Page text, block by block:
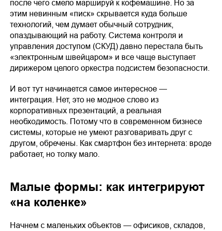
после чего смело маршируй к кофемашине. Но за
этим невинным «писк» скрывается куда больше
технологий, чем думает обычный сотрудник,
опаздывающий на работу. Система контроля и
управления доступом (СКУД) давно перестала быть
«электронным швейцаром» и все чаще выступает
дирижером целого оркестра подсистем безопасности.
И вот тут начинается самое интересное —
интеграция. Нет, это не модное слово из
корпоративных презентаций, а реальная
необходимость. Потому что в современном бизнесе
системы, которые не умеют разговаривать друг с
другом, обречены. Как смартфон без интернета: вроде
работает, но толку мало.
Малые формы: как интегрируют
«на коленке»
Начнем с маленьких объектов — офисиков, складов,